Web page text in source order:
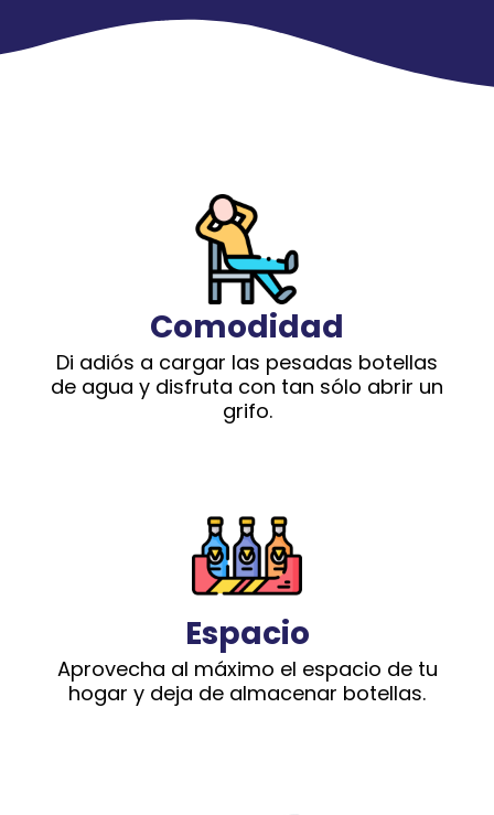
Comodidad
Di adiós a cargar las pesadas botellas
de agua y disfruta con tan sólo abrir un
grifo.
Espacio
Aprovecha al máximo el espacio de tu
hogar y deja de almacenar botellas.